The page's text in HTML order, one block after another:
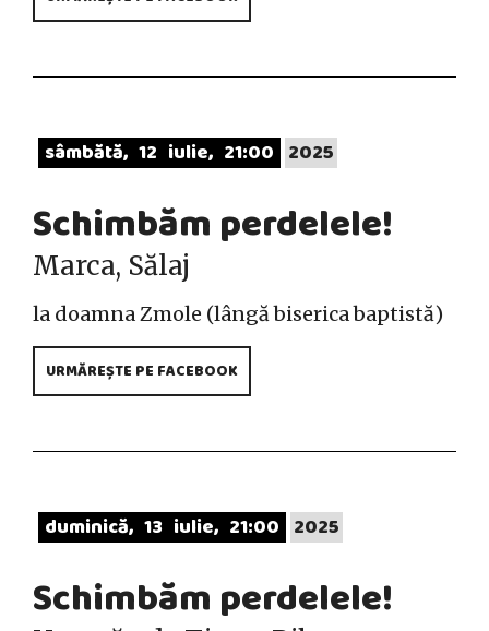
sâmbătă 12 iulie 21:00 2025
Schimbăm perdelele!
Marca, Sălaj
la doamna Zmole (lângă biserica baptistă)
URMĂREȘTE PE FACEBOOK
duminică 13 iulie 21:00 2025
Schimbăm perdelele!